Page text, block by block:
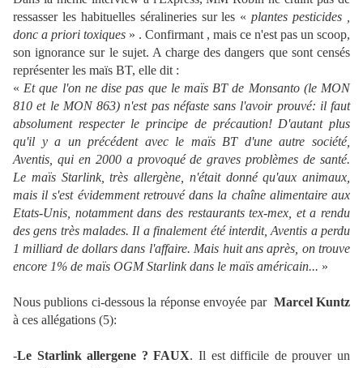
ressasser les habituelles séralineries sur les «plantes pesticides ,
donc a priori toxiques » . Confirmant , mais ce n'est pas un scoop,
son ignorance sur le sujet. A charge des dangers que sont censés
représenter les maïs BT, elle dit :
« Et que l'on ne dise pas que le maïs BT de Monsanto (le MON
810 et le MON 863) n'est pas néfaste sans l'avoir prouvé: il faut
absolument respecter le principe de précaution! D'autant plus
qu'il y a un précédent avec le maïs BT d'une autre société,
Aventis, qui en 2000 a provoqué de graves problèmes de santé.
Le maïs Starlink, très allergène, n'était donné qu'aux animaux,
mais il s'est évidemment retrouvé dans la chaîne alimentaire aux
Etats-Unis, notamment dans des restaurants tex-mex, et a rendu
des gens très malades. Il a finalement été interdit, Aventis a perdu
1 milliard de dollars dans l'affaire. Mais huit ans après, on trouve
encore 1% de maïs OGM Starlink dans le maïs américain... »
Nous publions ci-dessous la réponse envoyée par Marcel Kuntz
à ces allégations (5):
-Le Starlink allergene ? FAUX. Il est difficile de prouver un